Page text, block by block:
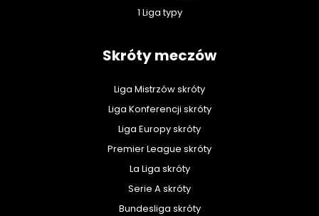
1 Liga typy
Skróty meczów
Liga Mistrzów skróty
Liga Konferencji skróty
Liga Europy skróty
Premier League skróty
La Liga skróty
Serie A skróty
Bundesliga skróty